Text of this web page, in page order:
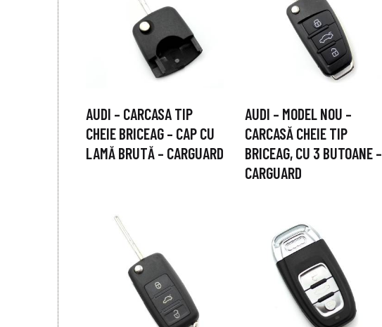
AUDI – CARCASA TIP
CHEIE BRICEAG – CAP CU
LAMĂ BRUTĂ – CARGUARD
AUDI – MODEL NOU –
CARCASĂ CHEIE TIP
BRICEAG, CU 3 BUTOANE –
CARGUARD